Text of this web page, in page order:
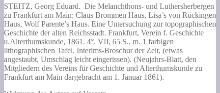
Frankfurt
am
Main:
Claus
Brommen
Haus,
Lisa's
von
Rückingen
STEITZ, Georg Eduard. Die Melanchthons- und Luthersherbergen
zu Frankfurt am Main: Claus Brommen Haus, Lisa’s von Rückingen
Haus, Wolf Parente’s Haus. Eine Untersuchung zur topographischen
Geschichte der alten Reichsstadt. Frankfurt, Verein f. Geschichte
u.Alterthumskunde, 1861. 4°. VII, 65 S., m. 1 farbigen
lithographischen Tafel. Interims-Broschur der Zeit, (etwas
angestaubt, Umschlag leicht eingerissen). (Neujahrs-Blatt, den
Mitgliedern des Vereins für Geschichte und Alterthumskunde zu
Frankfurt am Main dargebracht am 1. Januar 1861).